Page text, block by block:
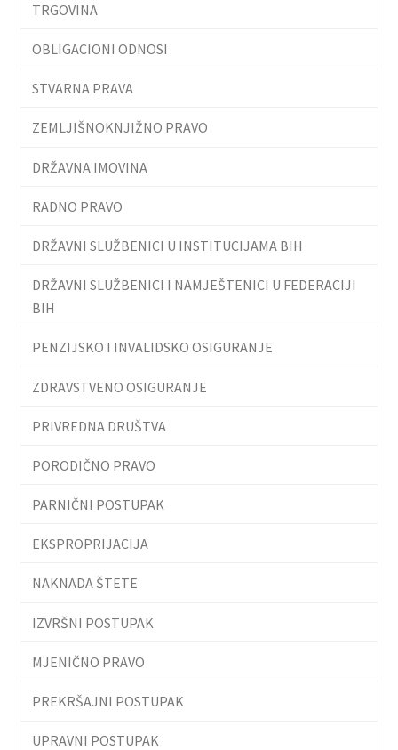
TRGOVINA
OBLIGACIONI ODNOSI
STVARNA PRAVA
ZEMLJIŠNOKNJIŽNO PRAVO
DRŽAVNA IMOVINA
RADNO PRAVO
DRŽAVNI SLUŽBENICI U INSTITUCIJAMA BIH
DRŽAVNI SLUŽBENICI I NAMJEŠTENICI U FEDERACIJI
BIH
PENZIJSKO I INVALIDSKO OSIGURANJE
ZDRAVSTVENO OSIGURANJE
PRIVREDNA DRUŠTVA
PORODIČNO PRAVO
PARNIČNI POSTUPAK
EKSPROPRIJACIJA
NAKNADA ŠTETE
IZVRŠNI POSTUPAK
MJENIČNO PRAVO
PREKRŠAJNI POSTUPAK
UPRAVNI POSTUPAK